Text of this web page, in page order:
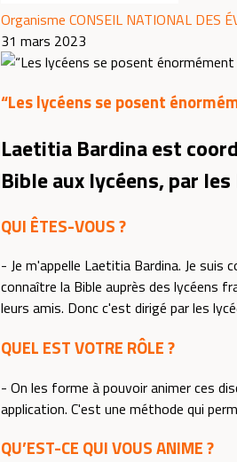
Organisme CONSEIL NATIONAL DES
31 mars 2023
“Les lycéens se posent
Laetitia Bardina est
Bible aux lycéens, par
QUI ÊTES-VOUS ?
- Je m'appelle Laetitia Bardina. Je suis
connaître la Bible auprès des lycéens
leurs amis. Donc c'est dirigé par les
QUEL EST VOTRE RÔLE ?
- On les forme à pouvoir animer ces
application. C'est une méthode qui
QU’EST-CE QUI VOUS ANIME ?